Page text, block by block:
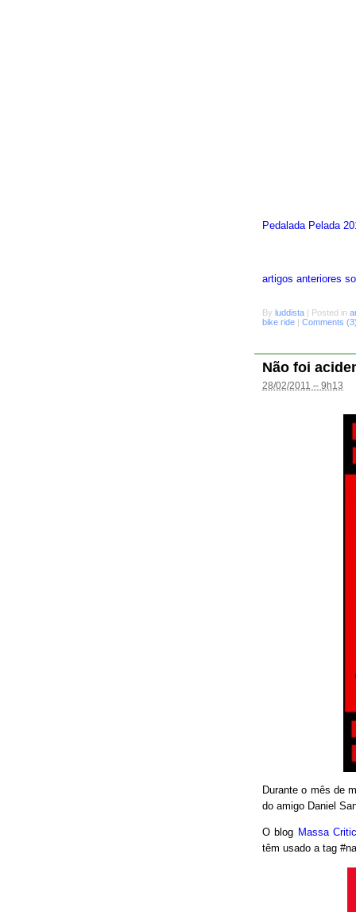
Pedalada Pelada
artigos anteriores
By luddista | Posted in
bike ride | Comments
Não foi
28/02/2011 – 9h13
Durante o mês de
do amigo Daniel
O blog Massa
têm usado a tag